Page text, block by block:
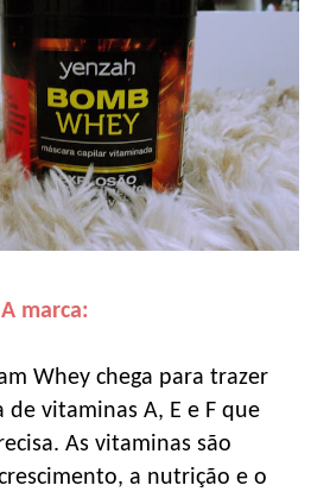
A marca:
Whey chega para trazer
de vitaminas A, E e F que
As vitaminas são
a nutrição e o